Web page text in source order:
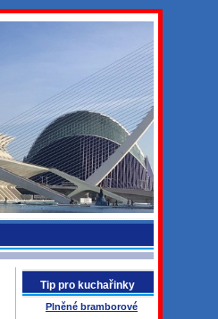
Tip pro kuchařinky
Plněné bramborové